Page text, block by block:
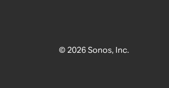
© 2026 Sonos, Inc.